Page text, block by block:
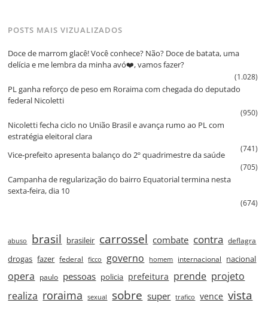
POSTS MAIS VIZUALIZADOS
Doce de marrom glacê! Você conhece? Não? Doce de batata, uma
delícia e me lembra da minha avó❤️, vamos fazer?
(1.028)
PL ganha reforço de peso em Roraima com chegada do deputado
federal Nicoletti
(950)
Nicoletti fecha ciclo no União Brasil e avança rumo ao PL com
estratégia eleitoral clara
(741)
Vice‑prefeito apresenta balanço do 2º quadrimestre da saúde
(705)
Campanha de regularização do bairro Equatorial termina nesta
sexta‑feira, dia 10
(674)
abuso brasil brasileir carrossel combate contra deflagra
drogas fazer federal ficco governo homem internacional nacional
opera paulo pessoas policia prefeitura prende projeto
realiza roraima sexual sobre super trafico vence vista